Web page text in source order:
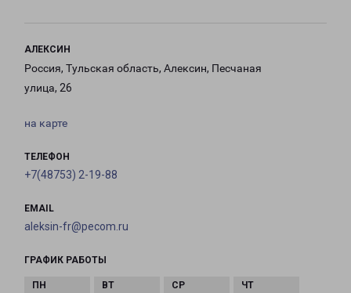
АЛЕКСИН
Россия, Тульская область, Алексин, Песчаная
улица, 26
на карте
ТЕЛЕФОН
+7(48753) 2-19-88
EMAIL
aleksin-fr@pecom.ru
ГРАФИК РАБОТЫ